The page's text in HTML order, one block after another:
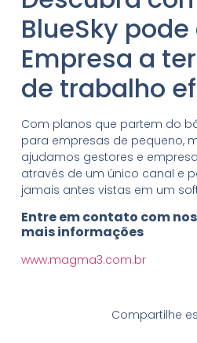
BlueSky
Empresa a
de trabalho
Com planos que partem do
para empresas de pequeno,
ajudamos gestores e
através de um único canal e
jamais antes vistas em um
Entre em contato com
mais informações
www.magma3.com.br
Compartilhe